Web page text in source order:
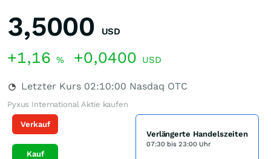
3,5000 USD
+1,16 % +0,0400 USD
Letzter Kurs 02:10:00 Nasdaq OTC
Pyxus International Aktie kaufen
Verkauf
Kauf
Verlängerte Handelszeiten
07:30 bis 23:00 Uhr